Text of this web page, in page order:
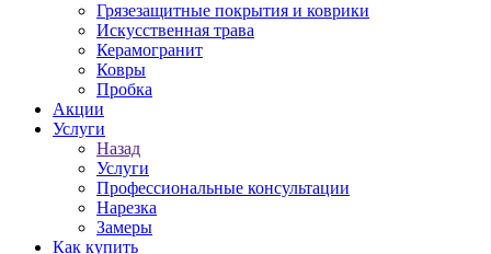
Грязезащитные покрытия и коврики
Искусственная трава
Керамогранит
Ковры
Пробка
Акции
Услуги
Назад
Услуги
Профессиональные консультации
Нарезка
Замеры
Как купить